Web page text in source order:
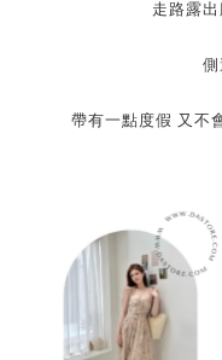
走路露
帶有一點度假 又不